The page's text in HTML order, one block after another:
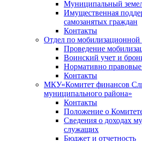
Муниципальный
Имущественная
самозанятых граждан
Контакты
Отдел по мобилизационной
Проведение
Воинский учет и
Нормативно
Контакты
МКУ«Комитет финансов
муниципального района»
Контакты
Положение о
Сведения о доходах
служащих
Бюджет и отчетность